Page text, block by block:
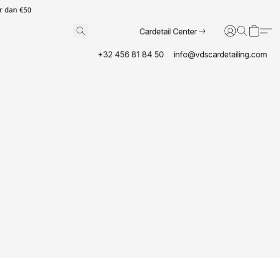
dan €50
Cardetail Center
+32 456 81 84 50 info@vdscardetailing.com